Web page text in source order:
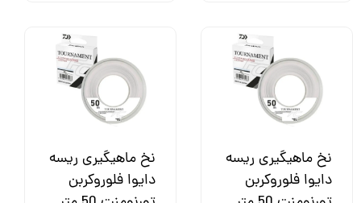
نخ ماهیگیری ریسه
دایوا فلوروکربن
نخ ماهیگیری ریسه
دایوا فلوروکربن